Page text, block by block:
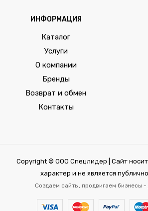
ИНФОРМАЦИЯ
Каталог
Услуги
О компании
Бренды
Возврат и обмен
Контакты
Copyright © ООО Спецлидер | Сайт
характер и не является
Создаем сайты, продвигаем бизнесы -